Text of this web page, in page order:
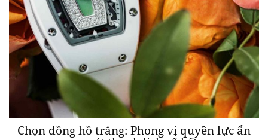
Chọn đồng hồ trắng: Phong vị quyền lực ẩn